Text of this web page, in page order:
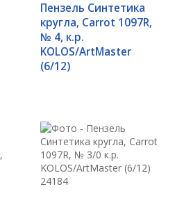
Пензель Синтетика
кругла, Carrot 1097R,
№ 4, к.р.
KOLOS/ArtMaster
(6/12)